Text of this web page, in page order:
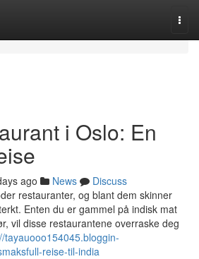
i Oslo: En
ago News
Discuss
restauranter, og blant dem skinner
Enten du er gammel på indisk mat
vil disse restaurantene overraske deg
tayauooo154045.bloggin-
reise-til-india